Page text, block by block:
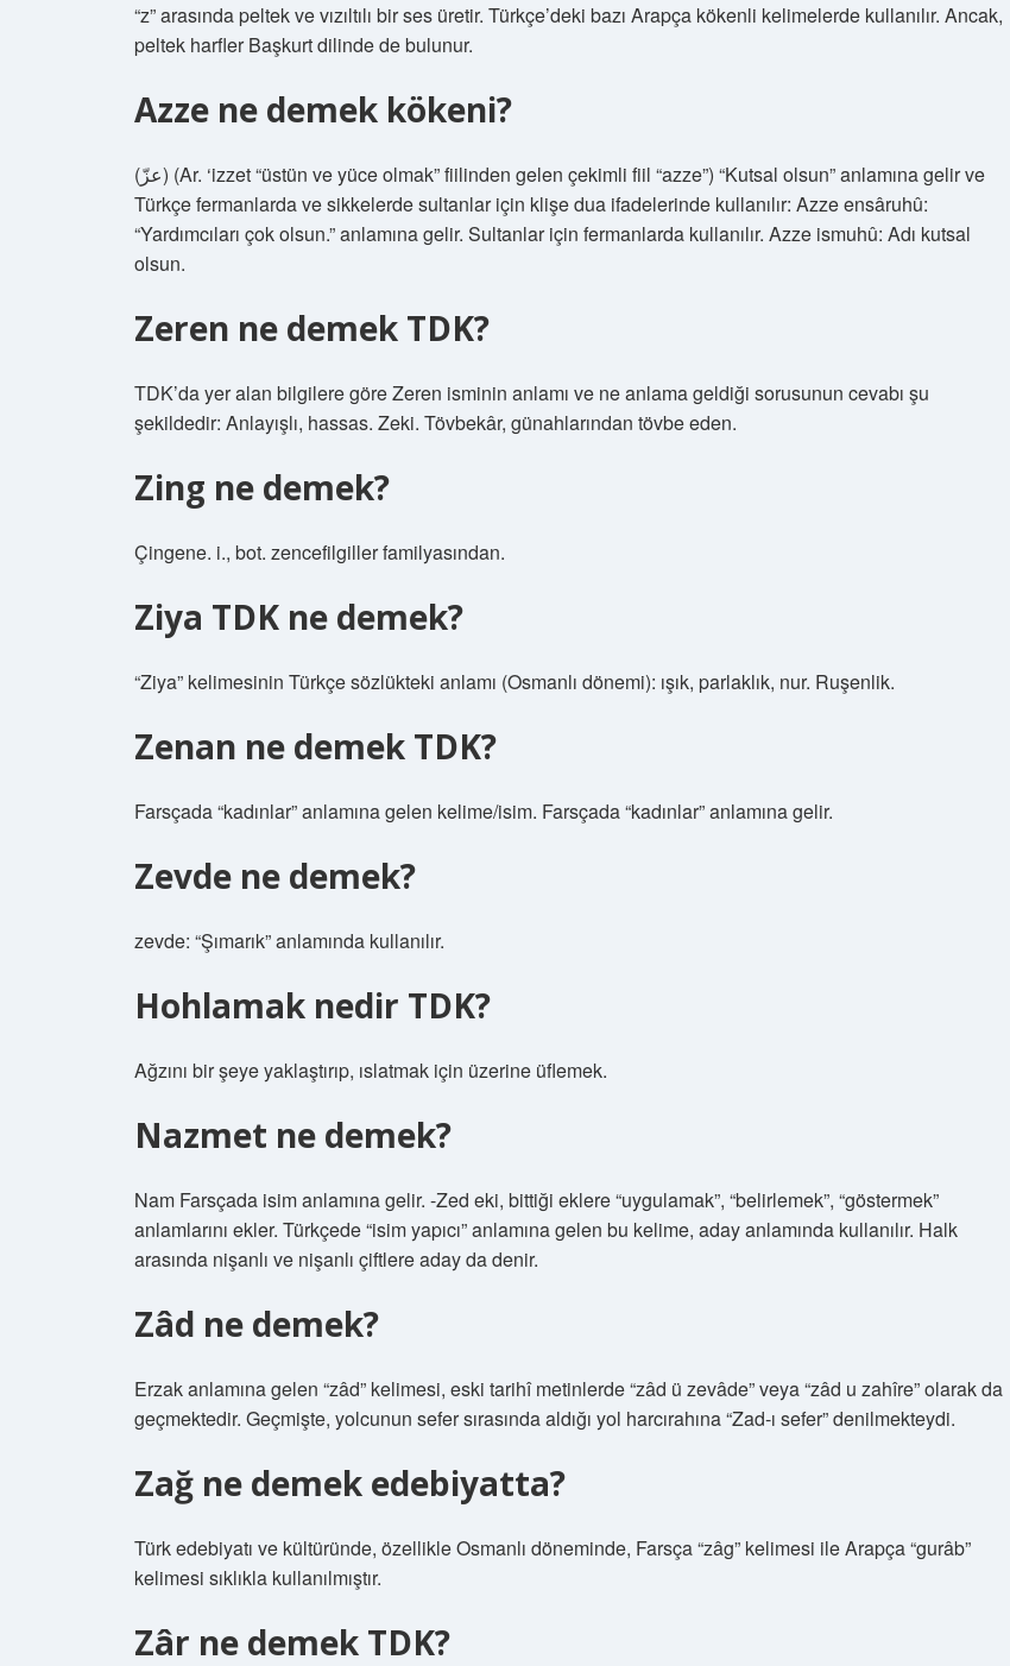
“z” arasında peltek ve vızıltılı bir ses üretir. Türkçe’deki bazı Arapça kökenli kelimelerde kullanılır. Ancak,
peltek harfler Başkurt dilinde de bulunur.
Azze ne demek kökeni?
(ﻋﺰّ) (Ar. ‘izzet “üstün ve yüce olmak” fiilinden gelen çekimli fiil “azze”) “Kutsal olsun” anlamına gelir ve
Türkçe fermanlarda ve sikkelerde sultanlar için klişe dua ifadelerinde kullanılır: Azze ensâruhû:
“Yardımcıları çok olsun.” anlamına gelir. Sultanlar için fermanlarda kullanılır. Azze ismuhû: Adı kutsal
olsun.
Zeren ne demek TDK?
TDK’da yer alan bilgilere göre Zeren isminin anlamı ve ne anlama geldiği sorusunun cevabı şu
şekildedir: Anlayışlı, hassas. Zeki. Tövbekâr, günahlarından tövbe eden.
Zing ne demek?
Çingene. i., bot. zencefilgiller familyasından.
Ziya TDK ne demek?
“Ziya” kelimesinin Türkçe sözlükteki anlamı (Osmanlı dönemi): ışık, parlaklık, nur. Ruşenlik.
Zenan ne demek TDK?
Farsçada “kadınlar” anlamına gelen kelime/isim. Farsçada “kadınlar” anlamına gelir.
Zevde ne demek?
zevde: “Şımarık” anlamında kullanılır.
Hohlamak nedir TDK?
Ağzını bir şeye yaklaştırıp, ıslatmak için üzerine üflemek.
Nazmet ne demek?
Nam Farsçada isim anlamına gelir. -Zed eki, bittiği eklere “uygulamak”, “belirlemek”, “göstermek”
anlamlarını ekler. Türkçede “isim yapıcı” anlamına gelen bu kelime, aday anlamında kullanılır. Halk
arasında nişanlı ve nişanlı çiftlere aday da denir.
Zâd ne demek?
Erzak anlamına gelen “zâd” kelimesi, eski tarihî metinlerde “zâd ü zevâde” veya “zâd u zahîre” olarak da
geçmektedir. Geçmişte, yolcunun sefer sırasında aldığı yol harcırahına “Zad-ı sefer” denilmekteydi.
Zağ ne demek edebiyatta?
Türk edebiyatı ve kültüründe, özellikle Osmanlı döneminde, Farsça “zâg” kelimesi ile Arapça “gurâb”
kelimesi sıklıkla kullanılmıştır.
Zâr ne demek TDK?